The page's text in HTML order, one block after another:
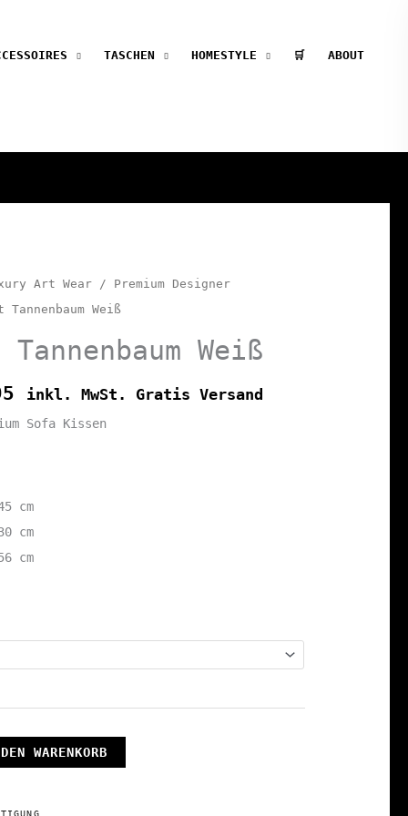
TASCHEN HOMESTYLE 🛒 ABOUT
Art Wear/ Premium Designer
Weiß
Weiß
inkl. MwSt. Gratis Versand
Sofa Kissen
cm
cm
cm
WARENKORB